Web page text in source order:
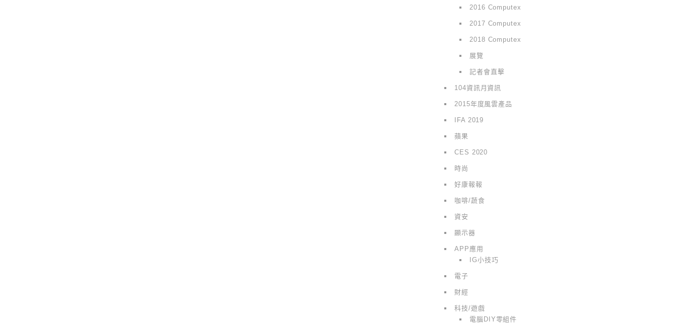
2016 Computex
2017 Computex
2018 Computex
展覽
記者會直擊
104資訊月資訊
2015年度風雲產品
IFA 2019
蘋果
CES 2020
時尚
好康報報
咖啡/蔬食
資安
顯示器
APP應用
IG小技巧
電子
財經
科技/遊戲
電腦DIY零組件